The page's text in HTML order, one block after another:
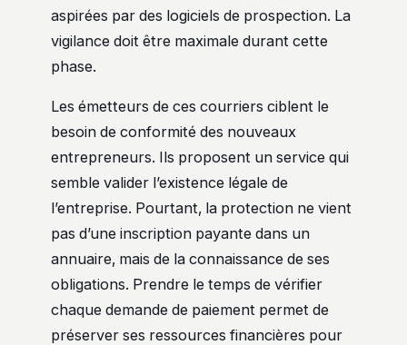
aspirées par des logiciels de prospection. La
vigilance doit être maximale durant cette
phase.
Les émetteurs de ces courriers ciblent le
besoin de conformité des nouveaux
entrepreneurs. Ils proposent un service qui
semble valider l’existence légale de
l’entreprise. Pourtant, la protection ne vient
pas d’une inscription payante dans un
annuaire, mais de la connaissance de ses
obligations. Prendre le temps de vérifier
chaque demande de paiement permet de
préserver ses ressources financières pour